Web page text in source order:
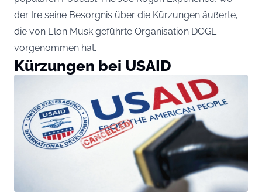
der Ire seine Besorgnis über die Kürzungen äußerte,
die von Elon Musk geführte Organisation DOGE
vorgenommen hat.
Kürzungen bei USAID